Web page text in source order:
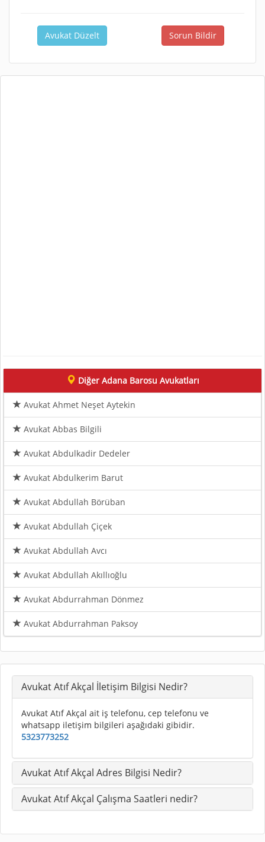
Avukat Düzelt Sorun Bildir
Diğer Adana Barosu Avukatları
Avukat Ahmet Neşet Aytekin
Avukat Abbas Bilgili
Avukat Abdulkadir Dedeler
Avukat Abdulkerim Barut
Avukat Abdullah Börüban
Avukat Abdullah Çiçek
Avukat Abdullah Avcı
Avukat Abdullah Akıllıoğlu
Avukat Abdurrahman Dönmez
Avukat Abdurrahman Paksoy
Avukat Atıf Akçal İletişim Bilgisi Nedir?
Avukat Atıf Akçal ait iş telefonu, cep telefonu ve
whatsapp iletişim bilgileri aşağıdaki gibidir.
5323773252
Avukat Atıf Akçal Adres Bilgisi Nedir?
Avukat Atıf Akçal Çalışma Saatleri nedir?